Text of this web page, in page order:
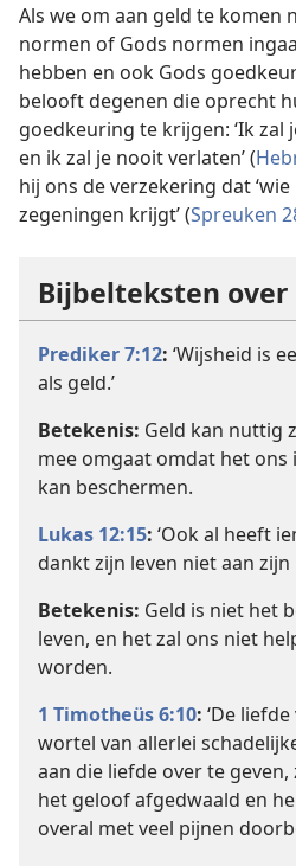
Als we om aan geld te komen
normen of Gods normen
hebben en ook Gods
belooft degenen die oprecht
goedkeuring te krijgen: ‘Ik zal
en ik zal je nooit verlaten’ (
hij ons de verzekering dat
zegeningen krijgt’ (Spreuken
Bijbelteksten over
Prediker 7:12: ‘Wijsheid is
als geld.’
Betekenis: Geld kan nuttig
mee omgaat omdat het ons
kan beschermen.
Lukas 12:15: ‘Ook al heeft
dankt zijn leven niet aan zijn
Betekenis: Geld is niet het
leven, en het zal ons niet
worden.
1 Timotheüs 6:10: ‘De
wortel van allerlei
aan die liefde over te
het geloof afgedwaald en
overal met veel pijnen